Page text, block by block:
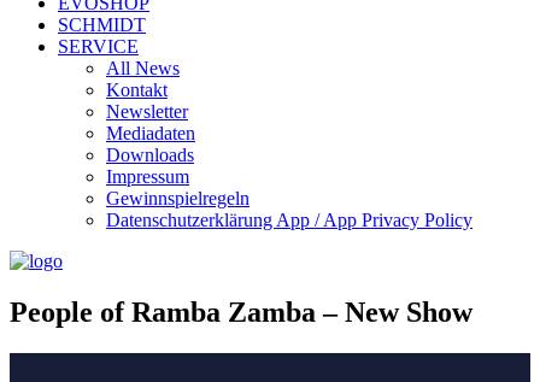
SCHMIDT
SERVICE
All News
Kontakt
Newsletter
Mediadaten
Downloads
Impressum
Gewinnspielregeln
Datenschutzerklärung App / App Privacy Policy
People of Ramba Zamba – New Show